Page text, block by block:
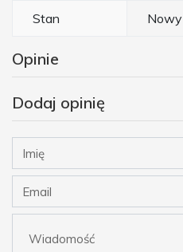
Stan Nowy
Opinie
Dodaj opinię